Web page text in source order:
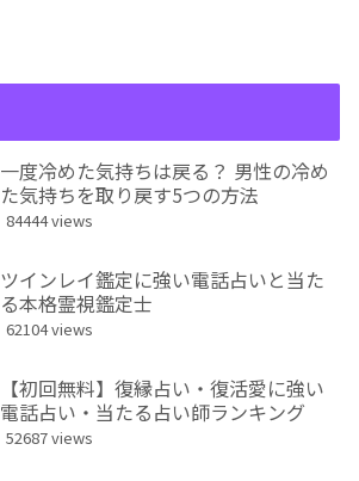
一度冷めた気持ちは戻る？ 男性の冷め
た気持ちを取り戻す5つの方法
84444 views
ツインレイ鑑定に強い電話占いと当た
る本格霊視鑑定士
62104 views
【初回無料】復縁占い・復活愛に強い
電話占い・当たる占い師ランキング
52687 views